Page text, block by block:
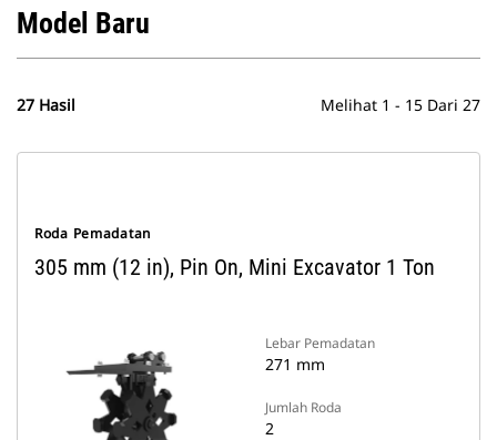
Model Baru
27 Hasil Melihat 1 - 15 Dari 27
Roda Pemadatan
305 mm (12 in), Pin On, Mini Excavator 1 Ton
Lebar Pemadatan
271 mm
Jumlah Roda
2